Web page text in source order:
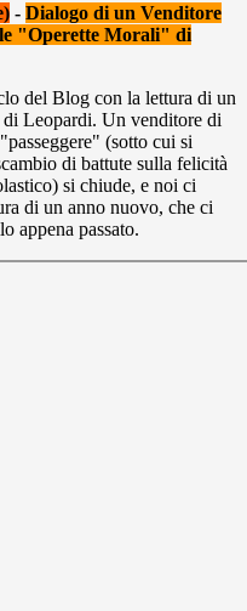
- Dialogo di un Venditore
"Operette Morali" di
del Blog con la lettura di un
Leopardi. Un venditore di
(sotto cui si
di battute sulla felicità
si chiude, e noi ci
di un anno nuovo, che ci
appena passato.